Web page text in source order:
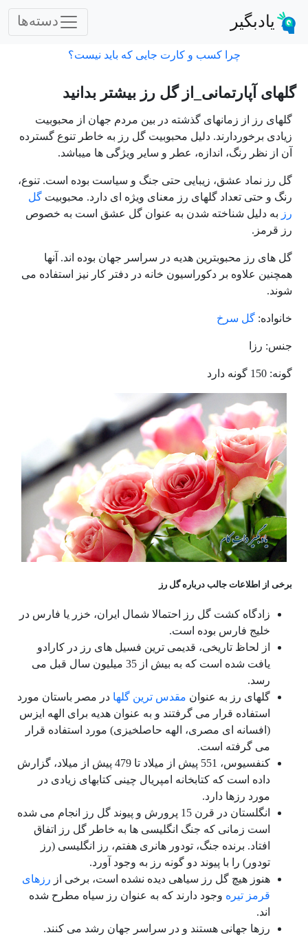
یادبگیر دسته‌ها
چرا کسب و کارت جایی که باید نیست؟
گلهای آپارتمانی_از گل رز بیشتر بدانید
گلهای رز از زمانهای گذشته در بین مردم جهان از محبوبیت
زیادی برخوردارند. دلیل محبوبیت گل رز به خاطر تنوع گسترده
آن از نظر رنگ، اندازه، عطر و سایر ویژگی ها میباشد.
گل رز نماد عشق، زیبایی حتی جنگ و سیاست بوده است. تنوع،
رنگ و حتی تعداد گلهای رز معنای ویژه ای دارد. محبوبیت گل
رز به دلیل شناخته شدن به عنوان گل عشق است به خصوص
رز قرمز.
گل های رز محبوبترین هدیه در سراسر جهان بوده اند. آنها
همچنین علاوه بر دکوراسیون خانه در دفتر کار نیز استفاده می
شوند.
خانواده: گل سرخ
جنس: رزا
گونه: 150 گونه دارد
برخی از اطلاعات جالب درباره گل رز
زادگاه کشت گل رز احتمالا شمال ایران، خزر یا فارس در
خلیج فارس بوده است.
از لحاظ تاریخی، قدیمی ترین فسیل های رز در کارادو
یافت شده است که به بیش از 35 میلیون سال قبل می
رسد.
گلهای رز به عنوان مقدس ترین گلها در مصر باستان مورد
استفاده قرار می گرفتند و به عنوان هدیه برای الهه ایزس
(افسانه ای مصری، الهه حاصلخیزی) مورد استفاده قرار
می گرفته است.
کنفسیوس، 551 پیش از میلاد تا 479 پیش از میلاد، گزارش
داده است که کتابخانه امپریال چینی کتابهای زیادی در
مورد رزها دارد.
انگلستان در قرن 15 پرورش و پیوند گل رز انجام می شده
است زمانی که جنگ انگلیسی ها به خاطر گل رز اتفاق
افتاد. برنده جنگ، تودور هانری هفتم، رز انگلیسی (رز
تودور) را با پیوند دو گونه رز به وجود آورد.
هنوز هیچ گل رز سیاهی دیده نشده است، برخی از رزهای
قرمز تیره وجود دارند که به عنوان رز سیاه مطرح شده
اند.
رزها جهانی هستند و در سراسر جهان رشد می کنند.